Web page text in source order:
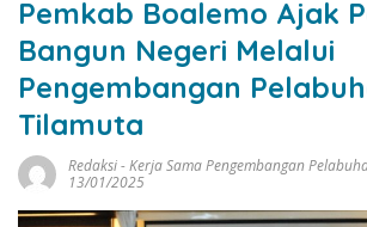
Pemkab Boalemo Ajak
Bangun Negeri Melalui
Pengembangan
Tilamuta
Redaksi-Kerja Sama Pengembangan
13/01/2025